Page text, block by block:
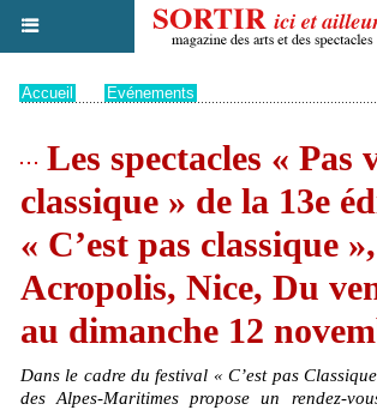
Accueil Evénements
Les spectacles « Pas
classique » de la 13e
« C’est pas classique
Acropolis, Nice, Du
au dimanche 12
Dans le cadre du festival « C’est pas
des Alpes-Maritimes propose un rendez-